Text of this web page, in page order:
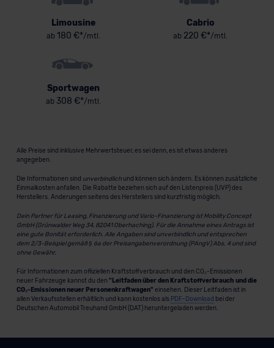
Limousine
ab 180 €*/mtl.
Cabrio
ab 220 €*/mtl.
Sportwagen
ab 308 €*/mtl.
Alle Preise sind inklusive Mehrwertsteuer, es sei denn, es ist etwas anderes
angegeben.
Die Informationen sind unverbindlichund können sich ändern. Es können zusätzliche
Einmalkosten anfallen. Die Rabatte beziehen sich auf den Listenpreis (UVP) des
Herstellers. Änderungen seitens des Herstellers sind kurzfristig möglich.
Dein Partner für Leasing, Finanzierung und Vario-Finanzierung ist Mobility Concept
GmbH (Grünwalder Weg 34, 82041 Oberhaching). Für die Annahme eines Antrags ist
eine gute Bonität erforderlich. Alle Angaben sind unverbindlich und entsprechen
dem 2/3-Beispiel gemäß § 6a der Preisangabenverordnung (PAngV) Abs. 4 und sind
ohne Gewähr.
Für Informationen zum offiziellen Kraftstoffverbrauch und den CO₂-Emissionen
neuer Fahrzeuge kannst du den "Leitfaden über den Kraftstoffverbrauch und die
CO₂-Emissionen neuer Personenkraftwagen" einsehen. Dieser Leitfaden ist in
allen Verkaufsstellen erhältlich und kann kostenlos als PDF-Download bei der
Deutschen Automobil Treuhand GmbH (DAT) heruntergeladen werden.